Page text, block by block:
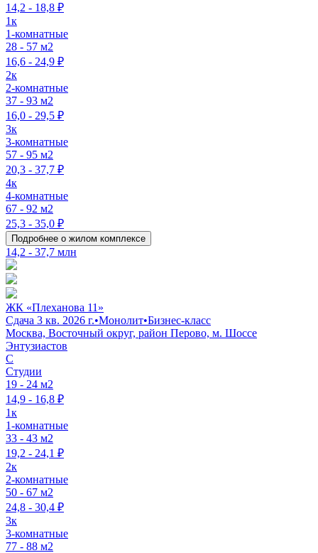
14,2 - 18,8 ₽
1к
1-комнатные
28 - 57 м2
16,6 - 24,9 ₽
2к
2-комнатные
37 - 93 м2
16,0 - 29,5 ₽
3к
3-комнатные
57 - 95 м2
20,3 - 37,7 ₽
4к
4-комнатные
67 - 92 м2
25,3 - 35,0 ₽
Подробнее о жилом комплексе
14,2 - 37,7 млн
ЖК «Плеханова 11»
Сдача 3 кв. 2026 г.•Монолит•Бизнес-класс
Москва, Восточный округ, район Перово, м. Шоссе
Энтузиастов
C
Студии
19 - 24 м2
14,9 - 16,8 ₽
1к
1-комнатные
33 - 43 м2
19,2 - 24,1 ₽
2к
2-комнатные
50 - 67 м2
24,8 - 30,4 ₽
3к
3-комнатные
77 - 88 м2